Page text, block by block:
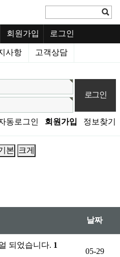
회원가입 로그인
사항 고객상담
동로그인 회원가입 정보찾기
본 크게
날짜
되었습니다. 1
05-29